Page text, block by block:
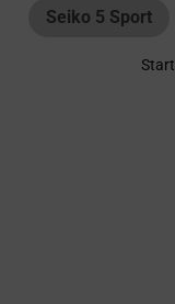
Seiko 5 Sport
Start